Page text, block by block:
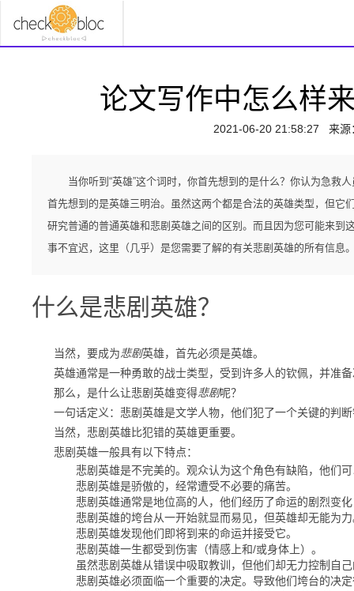
论文写作中怎么样
2021-06-20 21:58:27 来源
当你听到“英雄”这个词时，你首先想到的是什么？你认为急救
首先想到的是英雄三明治。虽然这两个都是合法的英雄类型，但
研究普通的普通英雄和悲剧英雄之间的区别。而且因为您可能来
事不宜迟，这里（几乎）是您需要了解的有关悲剧英雄的所有信息
什么是悲剧英雄？
当然，要成为悲剧英雄，首先必须是英雄。
英雄通常是一种勇敢的战士类型，受到许多人的钦佩，并准备
那么，是什么让悲剧英雄变得悲剧呢？
一句话定义： 悲剧英雄是文学人物，他们犯了一个关键的判
当然，悲剧英雄比犯错的英雄更重要。
悲剧英雄一般具有以下特点：
悲剧英雄是不完美的。 观众认为这个角色有缺陷，他们
悲剧英雄是骄傲的，经常遭受不必要的痛苦。
悲剧英雄通常是地位高的人，他们经历了命运的剧烈变化
悲剧英雄的垮台从一开始就显而易见，但英雄却无能为力
悲剧英雄发现他们即将到来的命运并接受它。
悲剧英雄一生都受到伤害（情感上和/或身体上）。
虽然悲剧英雄从错误中吸取教训，但他们却无力控制自己
悲剧英雄必须面临一个重要的决定。 导致他们垮台的决